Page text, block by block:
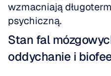
wzmacniają
psychiczną.
Stan fal
oddychanie i